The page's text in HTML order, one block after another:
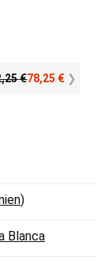
€78,25 €
)
Blanca